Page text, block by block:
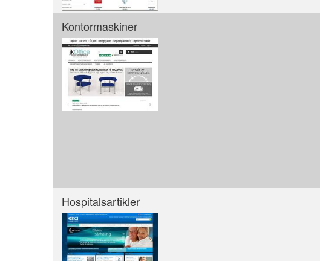
Kontormaskiner
Hospitalsartikler